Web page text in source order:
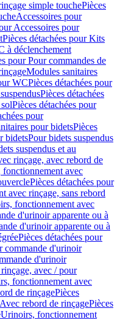
simple touchePièces
Accessoires pour
Accessoires pour
Pièces détachées pour Kits
à déclenchement
pour Pour commandes de
Modules sanitaires
WCPièces détachées pour
Pièces détachées
Pièces détachées pour
pour
pour bidetsPièces
bidetsPour bidets suspendus
suspendus et au
rinçage, avec rebord de
fonctionnement avec
Pièces détachées pour
avec rinçage, sans rebord
fonctionnement avec
d'urinoir apparente ou à
d'urinoir apparente ou à
Pièces détachées pour
commande d'urinoir
d'urinoir
avec / pour
fonctionnement avec
de rinçagePièces
Avec rebord de rinçagePièces
Urinoirs, fonctionnement